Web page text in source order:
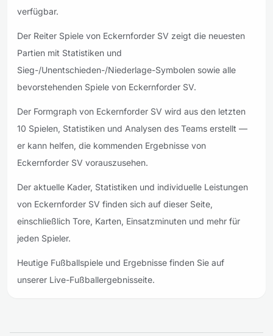
verfügbar.
Der Reiter Spiele von Eckernforder SV zeigt die neuesten
Partien mit Statistiken und
Sieg-/Unentschieden-/Niederlage-Symbolen sowie alle
bevorstehenden Spiele von Eckernforder SV.
Der Formgraph von Eckernforder SV wird aus den letzten
10 Spielen, Statistiken und Analysen des Teams erstellt —
er kann helfen, die kommenden Ergebnisse von
Eckernforder SV vorauszusehen.
Der aktuelle Kader, Statistiken und individuelle Leistungen
von Eckernforder SV finden sich auf dieser Seite,
einschließlich Tore, Karten, Einsatzminuten und mehr für
jeden Spieler.
Heutige Fußballspiele und Ergebnisse finden Sie auf
unserer Live-Fußballergebnisseite.